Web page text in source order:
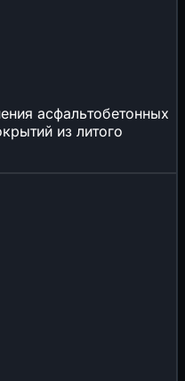
асфальтобетонных
из литого